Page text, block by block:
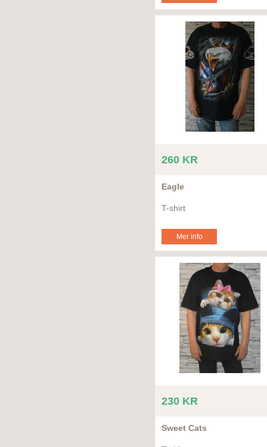
260 KR
Eagle
T-shirt
Mer info
230 KR
Sweet Cats